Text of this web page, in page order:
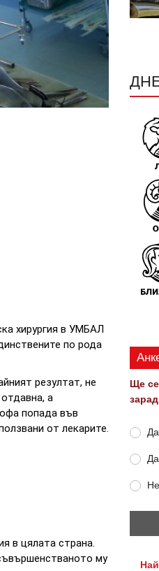
хирургия в УМБАЛ
по рода
резултат, не
а
попада във
от лекарите.
в цялата страна.
му
Ще се